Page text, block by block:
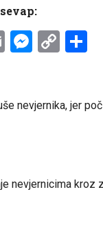
EmailCopy
nevjernika, jer
nevjernicima